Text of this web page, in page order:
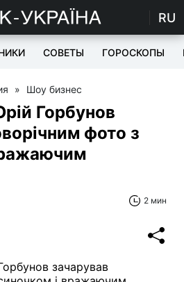
RU
СОВЕТЫ ГОРОСКОПЫ
» Шоу бизнес
Горбунов
фото з
2 мин